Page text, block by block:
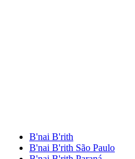
B'nai B'rith
B'nai B'rith São Paulo